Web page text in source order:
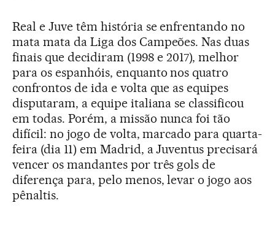
Real e Juve têm história se enfrentando no
mata mata da Liga dos Campeões. Nas duas
finais que decidiram (1998 e 2017), melhor
para os espanhóis, enquanto nos quatro
confrontos de ida e volta que as equipes
disputaram, a equipe italiana se classificou
em todas. Porém, a missão nunca foi tão
difícil: no jogo de volta, marcado para quarta-
feira (dia 11) em Madrid, a Juventus precisará
vencer os mandantes por três gols de
diferença para, pelo menos, levar o jogo aos
pênaltis.